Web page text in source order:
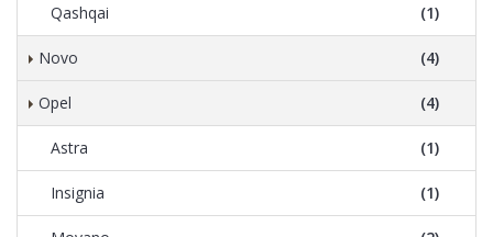
Qashqai (1)
Novo (4)
Opel (4)
Astra (1)
Insignia (1)